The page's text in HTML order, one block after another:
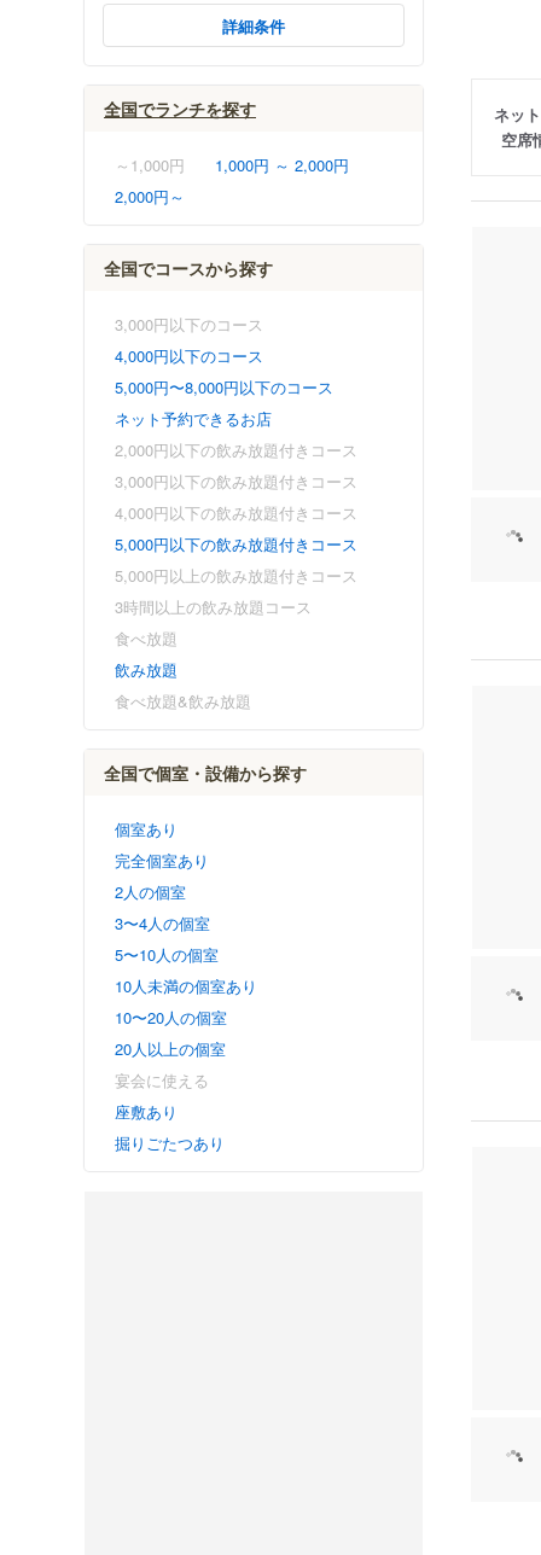
詳細条件
全国でランチを探す
～1,000円
1,000円 ～ 2,000円
2,000円～
全国でコースから探す
3,000円以下のコース
4,000円以下のコース
5,000円〜8,000円以下のコース
ネット予約できるお店
2,000円以下の飲み放題付きコース
3,000円以下の飲み放題付きコース
4,000円以下の飲み放題付きコース
5,000円以下の飲み放題付きコース
5,000円以上の飲み放題付きコース
3時間以上の飲み放題コース
食べ放題
飲み放題
食べ放題&飲み放題
全国で個室・設備から探す
個室あり
完全個室あり
2人の個室
3〜4人の個室
5〜10人の個室
10人未満の個室あり
10〜20人の個室
20人以上の個室
宴会に使える
座敷あり
掘りごたつあり
ネッ
空席